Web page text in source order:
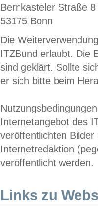
Bernkasteler Straße 8
53175 Bonn
Die
ITZBund erlaubt. Die
sind geklärt. Sollte
er sich bitte beim
Internetangebot des
veröffentlichten
Internetredaktion
veröffentlicht werden.
Links zu